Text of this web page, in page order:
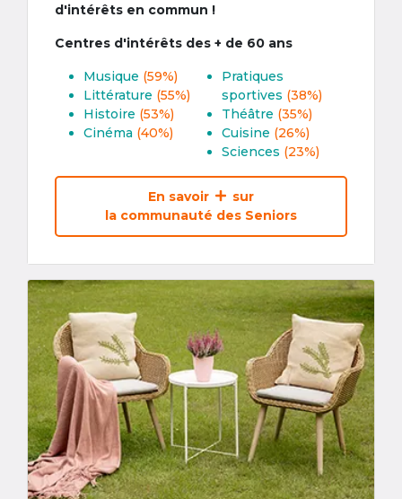
d'intérêts en commun !
Centres d'intérêts des + de 60 ans
Musique (59%)
Littérature (55%)
Histoire (53%)
Cinéma (40%)
Pratiques
sportives (38%)
Théâtre (35%)
Cuisine (26%)
Sciences (23%)
En savoir
sur
la communauté des Seniors